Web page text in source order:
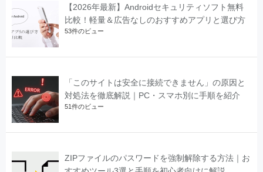
【2026年最新】Androidセキュリティソフト無料
比較！軽量＆広告なしのおすすめアプリと選び方
53件のビュー
「このサイトは安全に接続できません」の原因と
対処法を徹底解説｜PC・スマホ別に手順を紹介
51件のビュー
ZIPファイルのパスワードを強制解除する方法｜お